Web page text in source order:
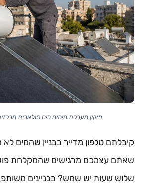
תיקון מערכת חימום מים סולארית
קיבלתם טלפון מדייר בבניין שהמים
שאתם עצמכם מרגישים שהמקלחת
שלוש שעות יש שמש? בבניינים